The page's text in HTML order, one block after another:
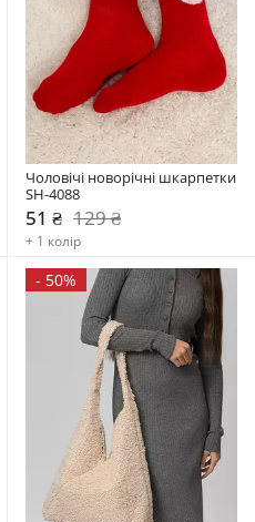
Чоловічі новорічні шкарпетки
SH-4088
51 ₴ 129 ₴
+ 1 колір
- 50%